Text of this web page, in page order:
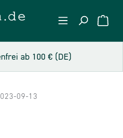
ab 100 € (DE)
09-13